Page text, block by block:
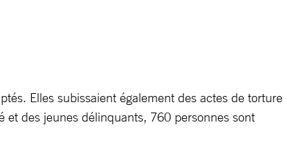
Elles subissaient également des actes de torture
et des jeunes délinquants, 760 personnes sont